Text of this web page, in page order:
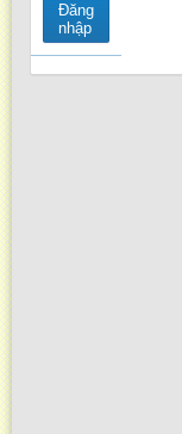
Đăng
nhập